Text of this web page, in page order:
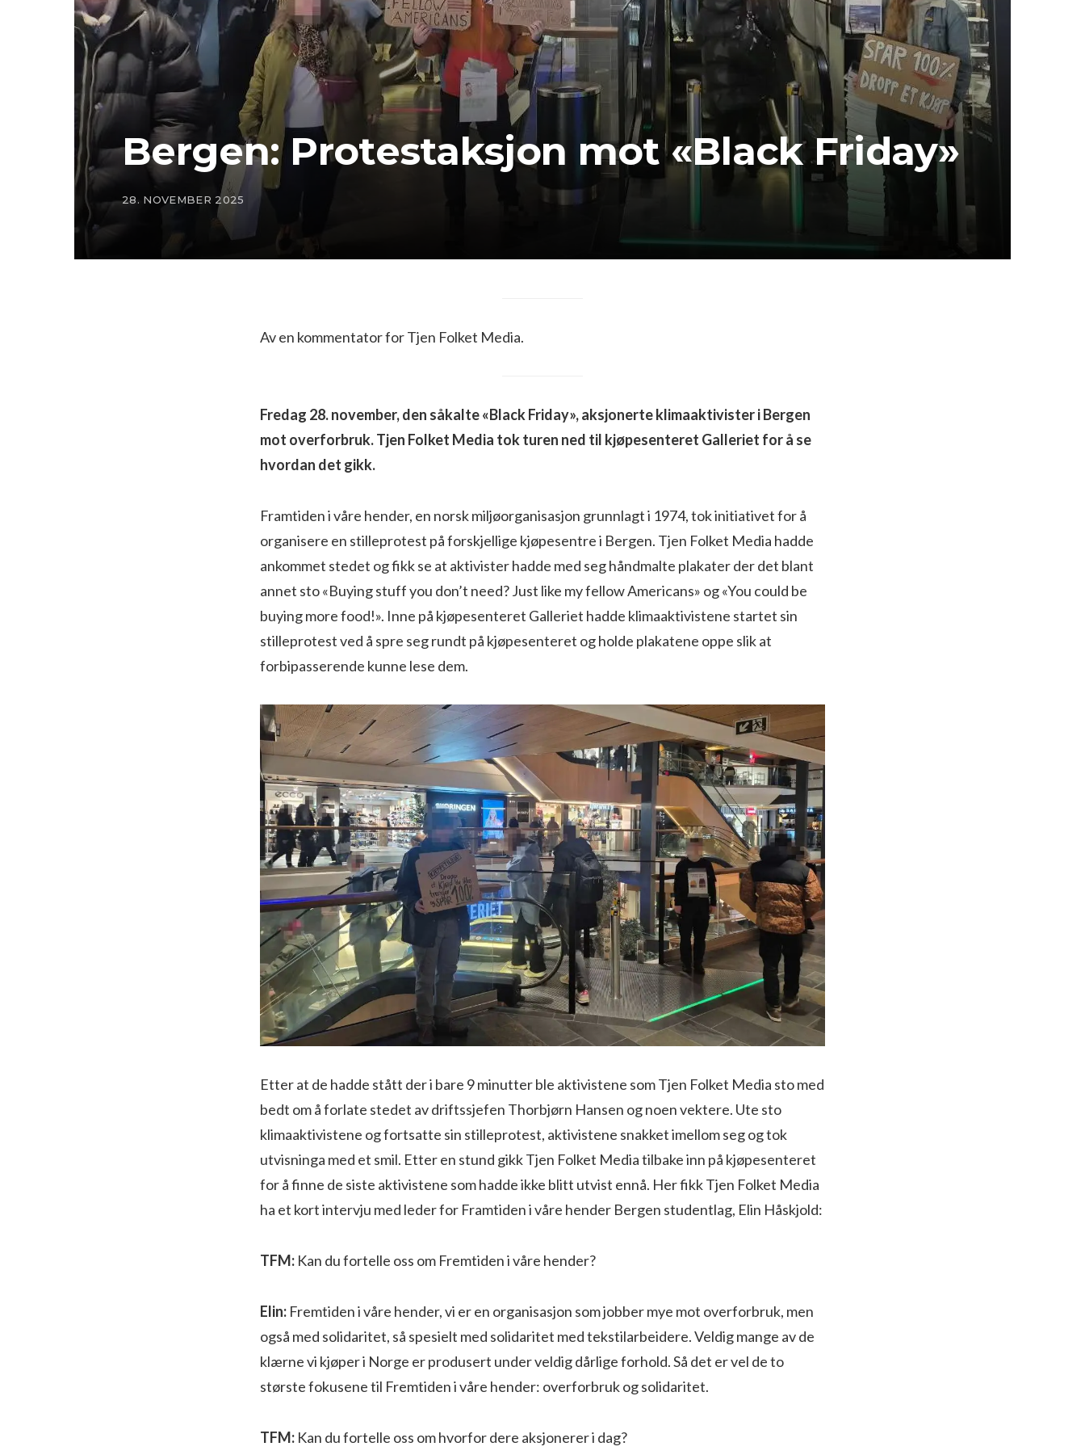
Bergen: Protestaksjon mot «Black Friday»
28. NOVEMBER 2025
Av en kommentator for Tjen Folket Media.
Fredag 28. november, den såkalte «Black Friday», aksjonerte klimaaktivister i Bergen
mot overforbruk. Tjen Folket Media tok turen ned til kjøpesenteret Galleriet for å se
hvordan det gikk.
Framtiden i våre hender, en norsk miljøorganisasjon grunnlagt i 1974, tok initiativet for å
organisere en stilleprotest på forskjellige kjøpesentre i Bergen. Tjen Folket Media hadde
ankommet stedet og fikk se at aktivister hadde med seg håndmalte plakater der det blant
annet sto «Buying stuff you don’t need? Just like my fellow Americans» og «You could be
buying more food!». Inne på kjøpesenteret Galleriet hadde klimaaktivistene startet sin
stilleprotest ved å spre seg rundt på kjøpesenteret og holde plakatene oppe slik at
forbipasserende kunne lese dem.
Etter at de hadde stått der i bare 9 minutter ble aktivistene som Tjen Folket Media sto med
bedt om å forlate stedet av driftssjefen Thorbjørn Hansen og noen vektere. Ute sto
klimaaktivistene og fortsatte sin stilleprotest, aktivistene snakket imellom seg og tok
utvisninga med et smil. Etter en stund gikk Tjen Folket Media tilbake inn på kjøpesenteret
for å finne de siste aktivistene som hadde ikke blitt utvist ennå. Her fikk Tjen Folket Media
ha et kort intervju med leder for Framtiden i våre hender Bergen studentlag, Elin Håskjold:
TFM: Kan du fortelle oss om Fremtiden i våre hender?
Elin: Fremtiden i våre hender, vi er en organisasjon som jobber mye mot overforbruk, men
også med solidaritet, så spesielt med solidaritet med tekstilarbeidere. Veldig mange av de
klærne vi kjøper i Norge er produsert under veldig dårlige forhold. Så det er vel de to
største fokusene til Fremtiden i våre hender: overforbruk og solidaritet.
TFM: Kan du fortelle oss om hvorfor dere aksjonerer i dag?